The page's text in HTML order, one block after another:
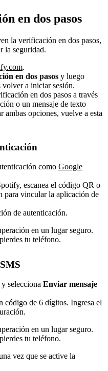
en dos pasos
la verificación en dos pasos,
la seguridad.
.
en dos pasos y luego
volver a iniciar sesión.
en dos pasos a través
o un mensaje de texto
ambas opciones, vuelve a esta
como Google
escanea el código QR o
para vincular la aplicación de
de autenticación.
en un lugar seguro.
tu teléfono.
selecciona Enviar mensaje
código de 6 dígitos. Ingresa el
en un lugar seguro.
tu teléfono.
vez que se active la